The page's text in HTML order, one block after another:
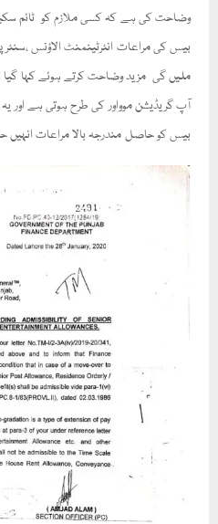
وضاحت کی ہے کہ کسی ملازم کو ٹائم
بیس کی مراعات انٹرٹینمنٹ الاؤنس ،سنئر
ملیں گی مزید وضاحت کرتے ہوئے کہا
آپ گریڈیشن موواور کی طرح ہوتی ہے اور
بیس کو حاصل مندرجہ بالا مراعات انہیں